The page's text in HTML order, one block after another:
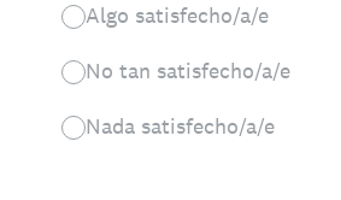
Algo satisfecho/a/e
No tan satisfecho/a/e
Nada satisfecho/a/e